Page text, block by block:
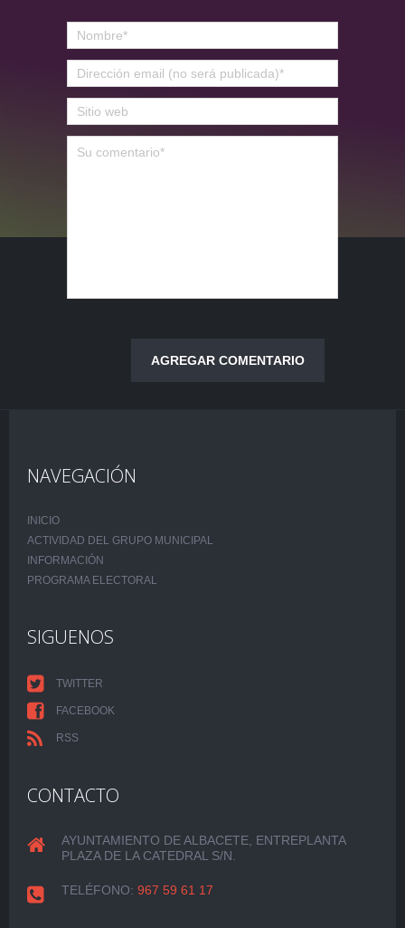
NAVEGACIÓN
INICIO
ACTIVIDAD DEL GRUPO MUNICIPAL
INFORMACIÓN
PROGRAMA ELECTORAL
SIGUENOS
TWITTER
FACEBOOK
RSS
CONTACTO
AYUNTAMIENTO DE ALBACETE, ENTREPLANTA
PLAZA DE LA CATEDRAL S/N.
TELÉFONO: 967 59 61 17